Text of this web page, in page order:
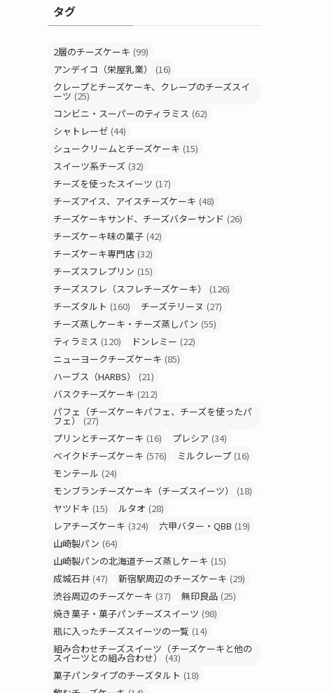
タグ
2層のチーズケーキ (99)
アンデイコ（栄屋乳業）
(16)
クレープとチーズケーキ、クレープのチーズスイ
ーツ (25)
コンビニ・スーパーのティラミス (62)
シャトレーゼ (44)
シュークリームとチーズケーキ (15)
スイーツ系チーズ (32)
チーズを使ったスイーツ (17)
チーズアイス、アイスチーズケーキ (48)
チーズケーキサンド、チーズバターサンド (26)
チーズケーキ味の菓子 (42)
チーズケーキ専門店 (32)
チーズスフレプリン (15)
チーズスフレ（スフレチーズケーキ）
(126)
チーズタルト (160) チーズテリーヌ (27)
チーズ蒸しケーキ・チーズ蒸しパン (55)
ティラミス (120) ドンレミー (22)
ニューヨークチーズケーキ (85)
ハーブス（HARBS）
(21)
バスクチーズケーキ (212)
パフェ（チーズケーキパフェ、チーズを使ったパ
フェ） (27)
プリンとチーズケーキ (16) プレシア (34)
ベイクドチーズケーキ (576) ミルクレープ (16)
モンテール (24)
モンブランチーズケーキ（チーズスイーツ）
(18)
ヤツドキ (15) ルタオ (28)
レアチーズケーキ (324) 六甲バター・QBB (19)
山崎製パン (64)
山崎製パンの北海道チーズ蒸しケーキ (15)
成城石井 (47) 新宿駅周辺のチーズケーキ (29)
渋谷周辺のチーズケーキ (37) 無印良品 (25)
焼き菓子・菓子パンチーズスイーツ (98)
瓶に入ったチーズスイーツの一覧 (14)
組み合わせチーズスイーツ（チーズケーキと他の
スイーツとの組み合わせ）
(43)
菓子パンタイプのチーズタルト (18)